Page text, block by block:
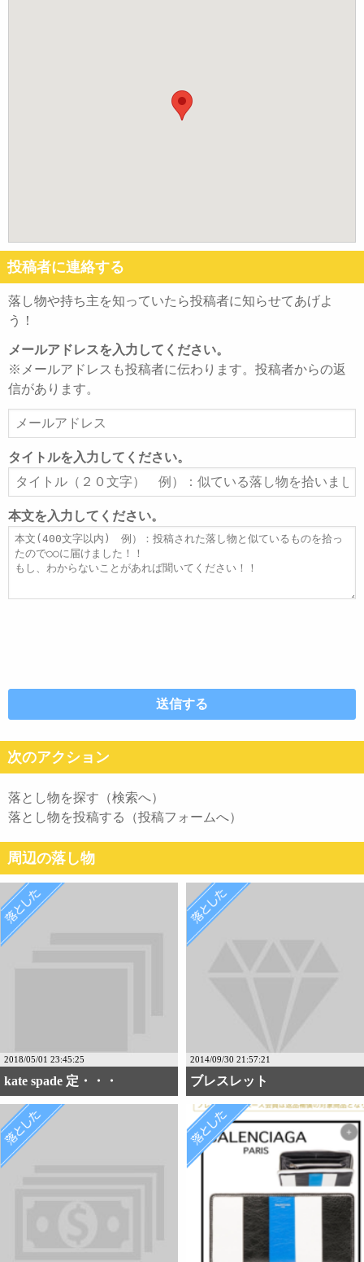
投稿者に連絡する
落し物や持ち主を知っていたら投稿者に知らせてあげよ
う！
メールアドレスを入力してください。
※メールアドレスも投稿者に伝わります。投稿者からの返
信があります。
ー
ル
ア
ド
レ
ス
タイトルを入力してください。
タ
イ
ト
ル
本文を入力してください。
本
文
次のアクション
落とし物を探す（検索へ）
落とし物を投稿する（投稿フォームへ）
周辺の落し物
2018/05/01 23:45:25
kate spade 定・・・
2014/09/30 21:57:21
ブレスレット